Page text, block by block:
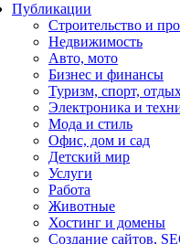
Публикации
Строительство и
Недвижимость
Авто, мото
Бизнес и финансы
Туризм, спорт,
Электроника и
Мода и стиль
Офис, дом и cад
Детский мир
Услуги
Работа
Животные
Хостинг и домены
Создание сайтов,